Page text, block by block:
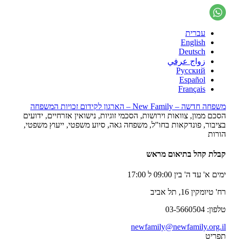
עברית
English
Deutsch
زواج عرفي
Русский
Español
Français
משפחה חדשה – New Family – הארגון לקידום זכויות המשפחה
הסכם ממון, צוואות וירושות, הסכמי זוגיות, נישואין אזרחיים, ידועים
בציבור, פונדקאות בחו"ל, משפחה גאה, סיוע משפטי, ייעוץ משפטי,
הורות
קבלת קהל בתיאום מראש
ימים א' עד ה' בין 09:00 ל 17:00
רח' טיומקין 16, תל אביב
טלפון: 03-5660504
newfamily@newfamily.org.il
תפריט